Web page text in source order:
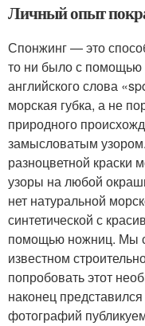
Личный опыт
Спонжинг — это
то ни было с помощью
английского слова
морская губка, а не
природного
замысловатым
разноцветной краски
узоры на любой
нет натуральной
синтетической с
помощью ножниц. Мы
известном
попробовать этот
наконец
фотографий